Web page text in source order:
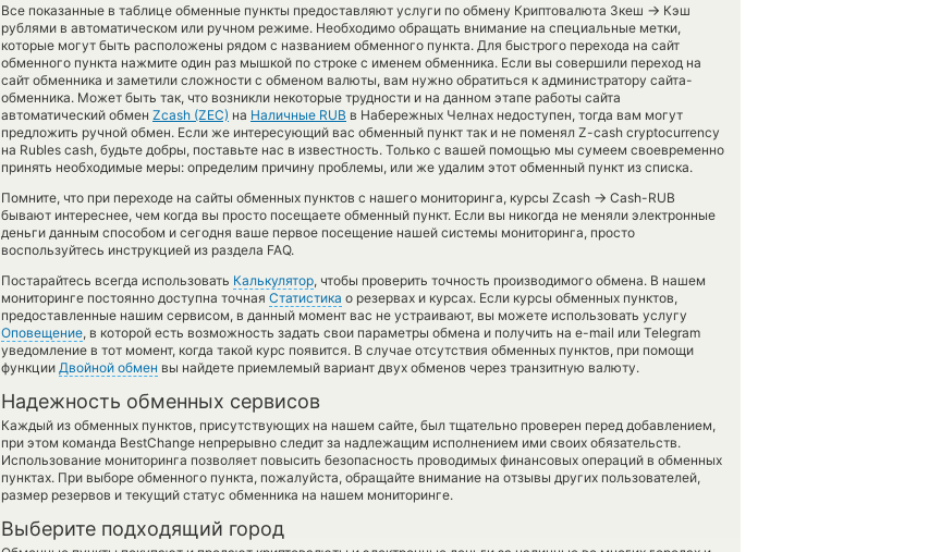
Все показанные в таблице обменные пункты предоставляют услуги по обмену Криптовалюта Зкеш → Кэш
рублями в автоматическом или ручном режиме. Необходимо обращать внимание на специальные метки,
которые могут быть расположены рядом с названием обменного пункта. Для быстрого перехода на сайт
обменного пункта нажмите один раз мышкой по строке с именем обменника. Если вы совершили переход на
сайт обменника и заметили сложности с обменом валюты, вам нужно обратиться к администратору сайта-
обменника. Может быть так, что возникли некоторые трудности и на данном этапе работы сайта
автоматический обмен Zcash (ZEC) на Наличные RUB в Набережных Челнах недоступен, тогда вам могут
предложить ручной обмен. Если же интересующий вас обменный пункт так и не поменял Z-cash cryptocurrency
на Rubles cash, будьте добры, поставьте нас в известность. Только с вашей помощью мы сумеем своевременно
принять необходимые меры: определим причину проблемы, или же удалим этот обменный пункт из списка.
Помните, что при переходе на сайты обменных пунктов с нашего мониторинга, курсы Zcash → Cash-RUB
бывают интереснее, чем когда вы просто посещаете обменный пункт. Если вы никогда не меняли электронные
деньги данным способом и сегодня ваше первое посещение нашей системы мониторинга, просто
воспользуйтесь инструкцией из раздела FAQ.
Постарайтесь всегда использовать Калькулятор, чтобы проверить точность производимого обмена. В нашем
мониторинге постоянно доступна точная Статистика о резервах и курсах. Если курсы обменных пунктов,
предоставленные нашим сервисом, в данный момент вас не устраивают, вы можете использовать услугу
Оповещение, в которой есть возможность задать свои параметры обмена и получить на e-mail или Telegram
уведомление в тот момент, когда такой курс появится. В случае отсутствия обменных пунктов, при помощи
функции Двойной обмен вы найдете приемлемый вариант двух обменов через транзитную валюту.
Надежность обменных сервисов
Каждый из обменных пунктов, присутствующих на нашем сайте, был тщательно проверен перед добавлением,
при этом команда BestChange непрерывно следит за надлежащим исполнением ими своих обязательств.
Использование мониторинга позволяет повысить безопасность проводимых финансовых операций в обменных
пунктах. При выборе обменного пункта, пожалуйста, обращайте внимание на отзывы других пользователей,
размер резервов и текущий статус обменника на нашем мониторинге.
Выберите подходящий город